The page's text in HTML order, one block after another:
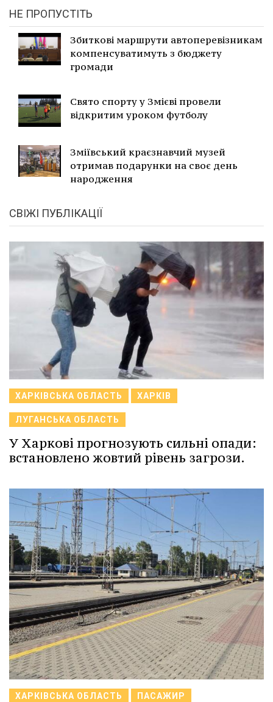
НЕ ПРОПУСТІТЬ
Збиткові маршрути автоперевізникам
компенсуватимуть з бюджету
громади
Свято спорту у Змієві провели
відкритим уроком футболу
Зміївський краєзнавчий музей
отримав подарунки на своє день
народження
СВІЖІ ПУБЛІКАЦІЇ
ХАРКІВСЬКА ОБЛАСТЬ ХАРКІВ
ЛУГАНСЬКА ОБЛАСТЬ
У Харкові прогнозують сильні опади:
встановлено жовтий рівень загрози.
ХАРКІВСЬКА ОБЛАСТЬ ПАСАЖИР